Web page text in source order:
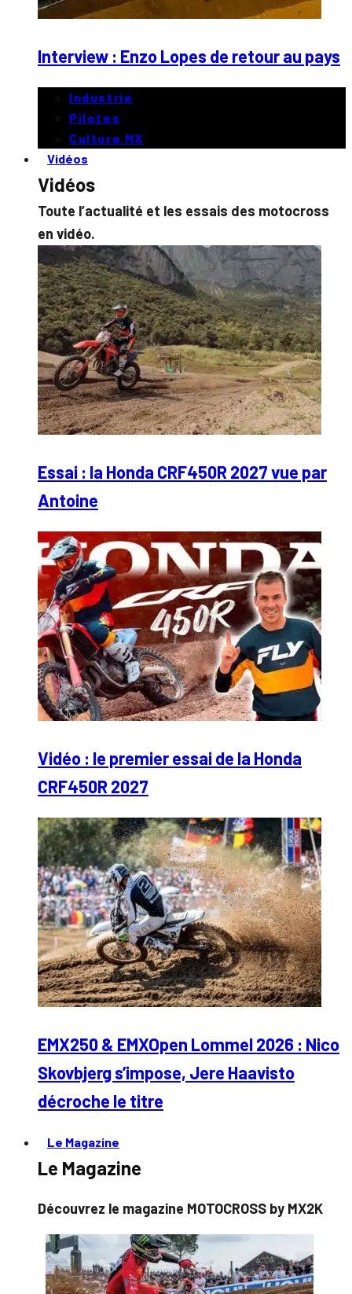
Interview : Enzo Lopes de retour au pays
Industrie
Pilotes
Culture MX
Vidéos
Vidéos
Toute l’actualité et les essais des motocross
en vidéo.
Essai : la Honda CRF450R 2027 vue par
Antoine
Vidéo : le premier essai de la Honda
CRF450R 2027
EMX250 & EMXOpen Lommel 2026 : Nico
Skovbjerg s’impose, Jere Haavisto
décroche le titre
Le Magazine
Le Magazine
Découvrez le magazine MOTOCROSS by MX2K